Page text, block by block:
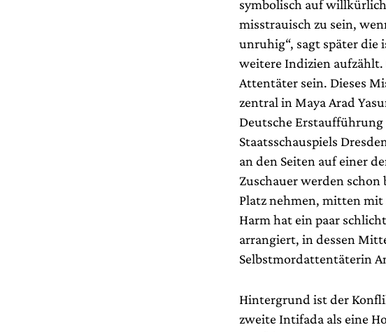
symbolisch auf
misstrauisch zu sein,
unruhig“, sagt später die
weitere Indizien
Attentäter sein. Dieses
zentral in Maya Arad
Deutsche Erstaufführung
Staatsschauspiels
an den Seiten auf einer
Zuschauer werden schon
Platz nehmen, mitten
Harm hat ein paar
arrangiert, in dessen
Selbstmordattentäterin
Hintergrund ist der
zweite Intifada als eine